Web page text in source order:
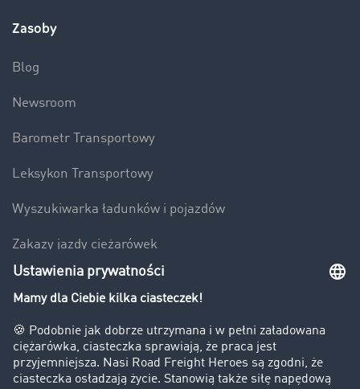
Zasoby
Blog
Newsroom
Barometr Transportowy
Leksykon Transportowy
Wyszukiwarka ładunków i pojazdów
Zakazy jazdy ciężarówek
Bezpieczeństwo
Firma
Historie sukcesu